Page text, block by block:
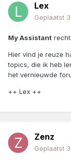
Lex
Geplaatst
My Assistant
Hier vind je reuze
topics, die ik heb
het vernieuwde
++ Lex ++
Zenz
Geplaatst